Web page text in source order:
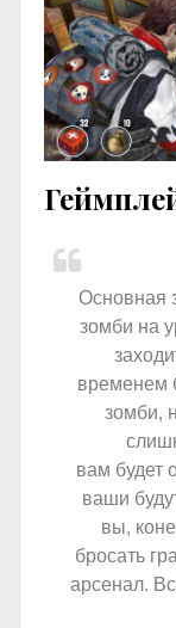
Основная
зомби на
временем
зомби,
вам будет
ваши
вы,
бросать
арсенал.